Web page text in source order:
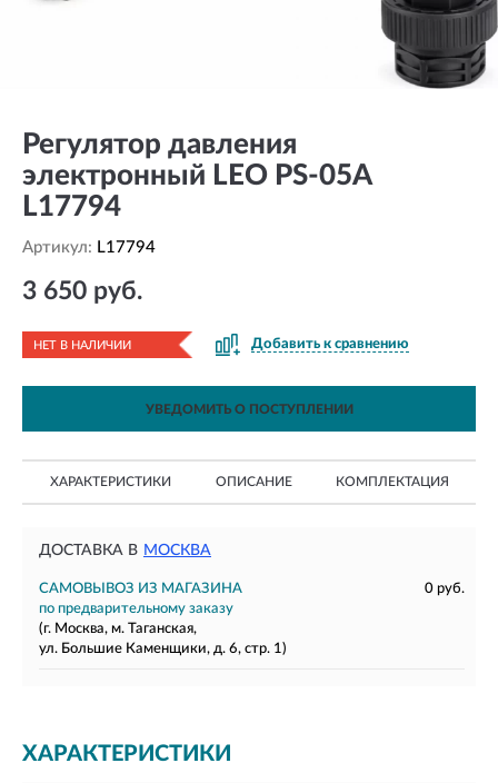
Регулятор давления
электронный LEO PS-05A
L17794
Артикул: L17794
3 650 руб.
НЕТ В НАЛИЧИИ Добавить к сравнению
УВЕДОМИТЬ О ПОСТУПЛЕНИИ
ХАРАКТЕРИСТИКИ ОПИСАНИЕ КОМПЛЕКТАЦИЯ
ДОСТАВКА В МОСКВА
САМОВЫВОЗ ИЗ МАГАЗИНА
0 руб.
по предварительному заказу
(г. Москва, м. Таганская,
ул. Большие Каменщики, д. 6, стр. 1)
ХАРАКТЕРИСТИКИ